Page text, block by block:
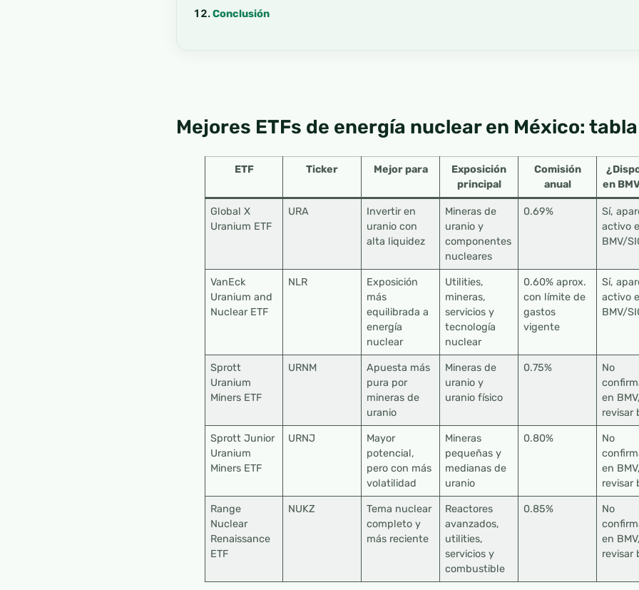
Conclusión
Mejores ETFs de energía nuclear en México:
ETF Ticker Mejor para
Exposición
principal
Comisión
anual
en
Global X
Uranium ETF
URA
Invertir en
uranio con
alta liquidez
Mineras de
uranio y
componentes
nucleares
0.69%
Sí,
activo
BMV/
VanEck
Uranium and
Nuclear ETF
NLR
Exposición
más
equilibrada a
energía
nuclear
Utilities,
mineras,
servicios y
tecnología
nuclear
0.60% aprox.
con límite de
gastos
vigente
Sí,
activo
BMV/
Sprott
Uranium
Miners ETF
URNM
Apuesta más
pura por
mineras de
uranio
Mineras de
uranio y
uranio físico
0.75%
No
en
revisar
Sprott Junior
Uranium
Miners ETF
URNJ
Mayor
potencial,
pero con más
volatilidad
Mineras
pequeñas y
medianas de
uranio
0.80%
No
en
revisar
Range
Nuclear
Renaissance
ETF
NUKZ
Tema nuclear
completo y
más reciente
Reactores
avanzados,
utilities,
servicios y
combustible
0.85%
No
en
revisar